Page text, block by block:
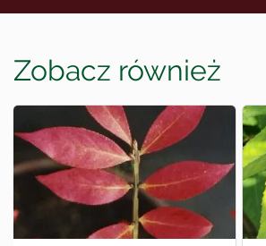
Zobacz również